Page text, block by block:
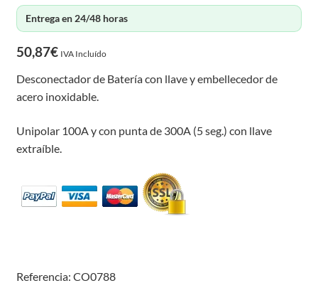
Entrega en 24/48 horas
50,87€ IVA Incluído
Desconectador de Batería con llave y embellecedor de
acero inoxidable.
Unipolar 100A y con punta de 300A (5 seg.) con llave
extraíble.
Referencia: CO0788